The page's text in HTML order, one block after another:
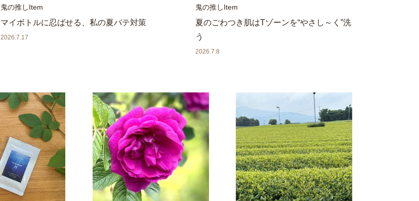
鬼の推しItem
マイボトルに忍ばせる、私の夏バテ対策
2026.7.17
鬼の推しItem
夏のごわつき肌はTゾーンを“やさし～く”洗
う
2026.7.8